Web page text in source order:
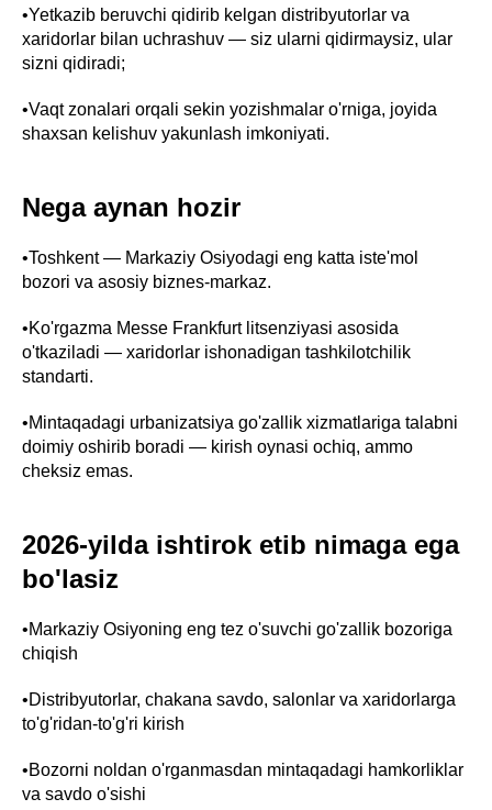
•Yetkazib beruvchi qidirib kelgan distribyutorlar va
xaridorlar bilan uchrashuv — siz ularni qidirmaysiz, ular
sizni qidiradi;
•Vaqt zonalari orqali sekin yozishmalar o'rniga, joyida
shaxsan kelishuv yakunlash imkoniyati.
Nega aynan hozir
•Toshkent — Markaziy Osiyodagi eng katta iste'mol
bozori va asosiy biznes-markaz.
•Ko'rgazma Messe Frankfurt litsenziyasi asosida
o'tkaziladi — xaridorlar ishonadigan tashkilotchilik
standarti.
•Mintaqadagi urbanizatsiya go'zallik xizmatlariga talabni
doimiy oshirib boradi — kirish oynasi ochiq, ammo
cheksiz emas.
2026-yilda ishtirok etib nimaga ega
bo'lasiz
•Markaziy Osiyoning eng tez o'suvchi go'zallik bozoriga
chiqish
•Distribyutorlar, chakana savdo, salonlar va xaridorlarga
to'g'ridan-to'g'ri kirish
•Bozorni noldan o'rganmasdan mintaqadagi hamkorliklar
va savdo o'sishi